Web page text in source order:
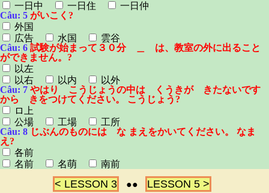
一日中
一日住
一日仲
Câu: 5 がいこく?
外国
広告
水国
雲谷
Câu: 6 試験が始まって３０分 ＿ は、教室の外に出ること
ができません。?
以左
以右
以内
以外
Câu: 7 やはり こうじょうの中は くうきが きたないです
から きをつけてください。 こうじょう?
ロ上
公場
工場
工所
Câu: 8 じぶんのものには な まえをかいてください。 なま
え?
各前
名前
名萌 南前
< LESSON 3 ●● LESSON 5 >